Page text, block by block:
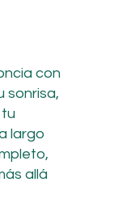
con
sonrisa,
largo
allá